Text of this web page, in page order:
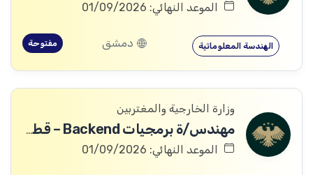
الموعد النهائي: 01/09/2026
الهندسة المعلوماتية دمشق مفتوحة
وزارة الخارجية والمغتربين
مهندس/ة برمجيات Backend – قطاع التحول الرقمي
الموعد النهائي: 01/09/2026